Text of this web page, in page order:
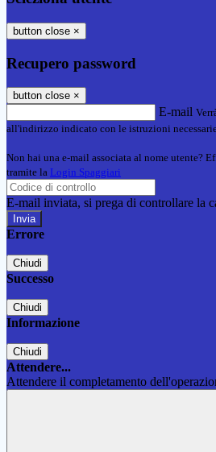
button close ×
Recupero password
button close ×
E-mail
all'indirizzo indicato con le istruzioni
Non hai una e-mail associata al nome utente?
tramite la Login Spaggiari
E-mail inviata, si prega di controllare la
Errore
Chiudi
Successo
Chiudi
Informazione
Chiudi
Attendere...
Attendere il completamento